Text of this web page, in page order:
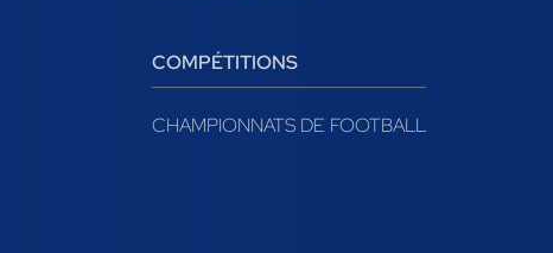
COMPÉTITIONS
CHAMPIONNATS DE FOOTBALL